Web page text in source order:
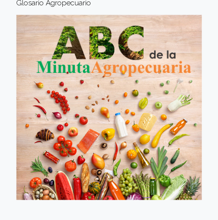
Glosario Agropecuario